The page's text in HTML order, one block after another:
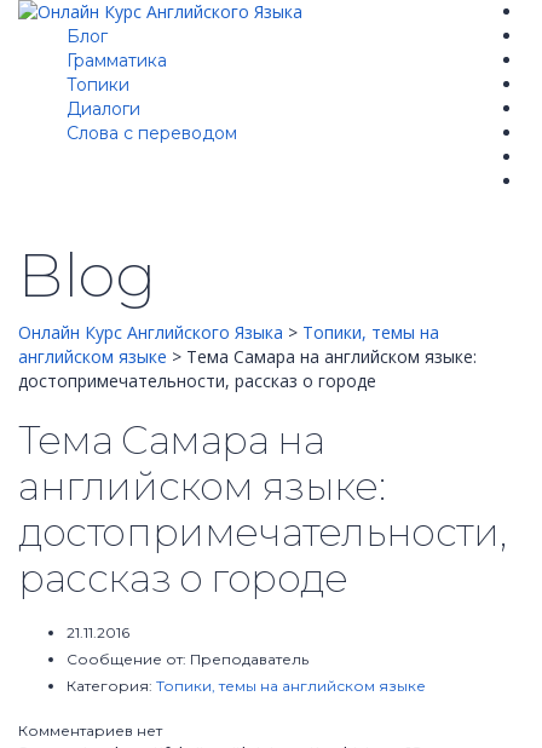
Блог
Грамматика
Топики
Диалоги
Cлова с переводом
Blog
Онлайн Курс Английского Языка > Топики, темы на
английском языке > Тема Самара на английском языке:
достопримечательности, рассказ о городе
Тема Самара на
английском языке:
достопримечательности,
рассказ о городе
21.11.2016
Сообщение от: Преподаватель
Категория: Топики, темы на английском языке
Комментариев нет